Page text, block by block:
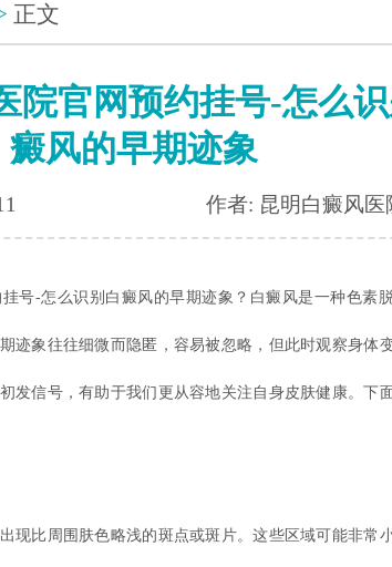
正文
院官网预约挂号-怎么
癜风的早期迹象
作者: 昆明白癜风医
号-怎么识别白癜风的早期迹象？白癜风是一种色素
迹象往往细微而隐匿，容易被忽略，但此时观察身体
发信号，有助于我们更从容地关注自身皮肤健康。下
比周围肤色略浅的斑点或斑片。这些区域可能非常